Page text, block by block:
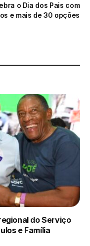
o Dia dos Pais com
e mais de 30 opções
do Serviço
e Família